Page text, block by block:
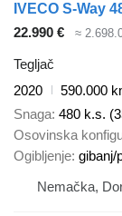
IVECO S-Way
22.990 €
≈
Tegljač
2020
590.000
Snaga 480 k.s.
Osovinska
Ogibljenje gibanj/
Nemačka,